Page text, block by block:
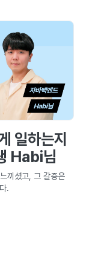
일하는지
Habi님
끼셨고, 그 갈증은
.